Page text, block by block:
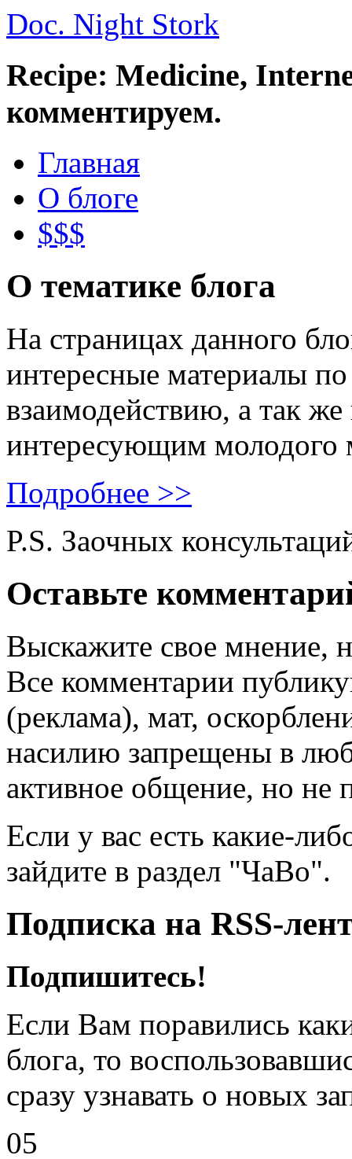
Doc. Night Stork
Recipe: Medicine,
комментируем.
Главная
О блоге
$$$
О тематике блога
На страницах данного
интересные материалы
взаимодействию, а так
интересующим молодого
Подробнее >>
P.S. Заочных
Оставьте
Выскажите свое мнение,
Все комментарии
(реклама), мат,
насилию запрещены в
активное общение, но не
Если у вас есть какие-
зайдите в раздел "ЧаВо".
Подписка на RSS-
Подпишитесь!
Если Вам поравились
блога, то
сразу узнавать о новых
05